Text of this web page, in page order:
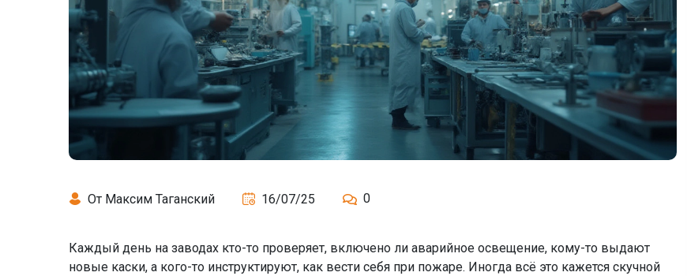
От Максим Таганский 16/07/25 0
Каждый день на заводах кто-то проверяет, включено ли аварийное освещение, кому-то выдают
новые каски, а кого-то инструктируют, как вести себя при пожаре. Иногда всё это кажется скучной